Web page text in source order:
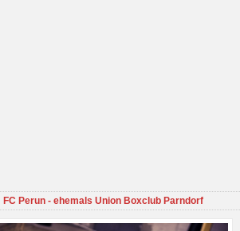
FC Perun - ehemals Union Boxclub Parndorf